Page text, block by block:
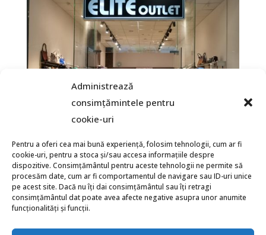
Administrează
consimțămintele pentru
cookie-uri
Pentru a oferi cea mai bună experiență, folosim tehnologii, cum ar fi
cookie-uri, pentru a stoca și/sau accesa informațiile despre
dispozitive. Consimțământul pentru aceste tehnologii ne permite să
procesăm date, cum ar fi comportamentul de navigare sau ID-uri unice
pe acest site. Dacă nu îți dai consimțământul sau îți retragi
consimțământul dat poate avea afecte negative asupra unor anumite
funcționalități și funcții.
Produse de dama si barbați de la cele mai
cunoscute branduri la preturi imbatabile!